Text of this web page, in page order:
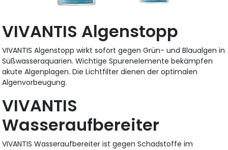
VIVANTIS Algenstopp
VIVANTIS Algenstopp wirkt sofort gegen Grün- und Blaualgen in
Süßwasseraquarien. Wichtige Spurenelemente bekämpfen
akute Algenplagen. Die Lichtfilter dienen der optimalen
Algenvorbeugung.
VIVANTIS
Wasseraufbereiter
VIVANTIS Wasseraufbereiter ist gegen Schadstoffe im